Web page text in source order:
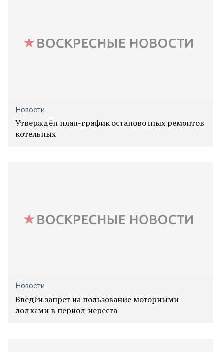
Новости
Утверждён план-график остановочных ремонтов
котельных
Новости
Введён запрет на пользование моторными
лодками в период нереста